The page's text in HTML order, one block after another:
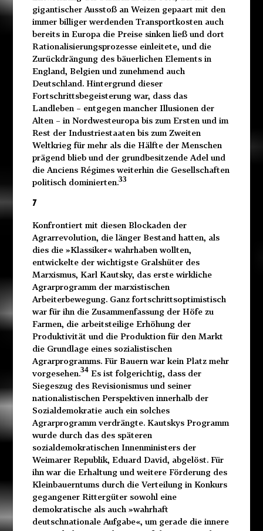
gigantischer Ausstoß an Weizen gepaart mit den
immer billiger werdenden Transportkosten auch
bereits in Europa die Preise sinken ließ und dort
Rationalisierungsprozesse einleitete, und die
Zurückdrängung des bäuerlichen Elements in
England, Belgien und zunehmend auch
Deutschland. Hintergrund dieser
Fortschrittsbegeisterung war, dass das
Landleben – entgegen mancher Illusionen der
Alten – in Nordwesteuropa bis zum Ersten und im
Rest der Industriestaaten bis zum Zweiten
Weltkrieg für mehr als die Hälfte der Menschen
prägend blieb und der grundbesitzende Adel und
die Anciens Régimes weiterhin die Gesellschaften
politisch dominierten.33
7
Konfrontiert mit diesen Blockaden der
Agrarrevolution, die länger Bestand hatten, als
dies die »Klassiker« wahrhaben wollten,
entwickelte der wichtigste Gralshüter des
Marxismus, Karl Kautsky, das erste wirkliche
Agrarprogramm der marxistischen
Arbeiterbewegung. Ganz fortschrittsoptimistisch
war für ihn die Zusammenfassung der Höfe zu
Farmen, die arbeitsteilige Erhöhung der
Produktivität und die Produktion für den Markt
die Grundlage eines sozialistischen
Agrarprogramms. Für Bauern war kein Platz mehr
vorgesehen.34Es ist folgerichtig, dass der
Siegeszug des Revisionismus und seiner
nationalistischen Perspektiven innerhalb der
Sozialdemokratie auch ein solches
Agrarprogramm verdrängte. Kautskys Programm
wurde durch das des späteren
sozialdemokratischen Innenministers der
Weimarer Republik, Eduard David, abgelöst. Für
ihn war die Erhaltung und weitere Förderung des
Kleinbauerntums durch die Verteilung in Konkurs
gegangener Rittergüter sowohl eine
demokratische als auch »wahrhaft
deutschnationale Aufgabe«, um gerade die innere